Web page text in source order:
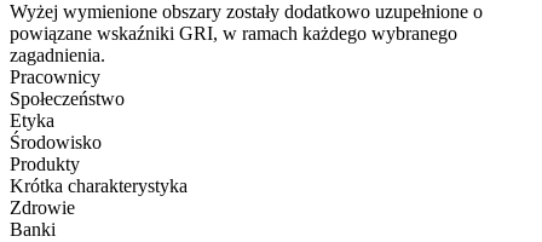
Wyżej wymienione obszary zostały dodatkowo uzupełnione o
powiązane wskaźniki GRI, w ramach każdego wybranego
zagadnienia.
Pracownicy
Społeczeństwo
Etyka
Środowisko
Produkty
Krótka charakterystyka
Zdrowie
Banki